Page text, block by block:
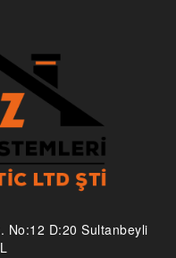
No:12 D:20 Sultanbeyli